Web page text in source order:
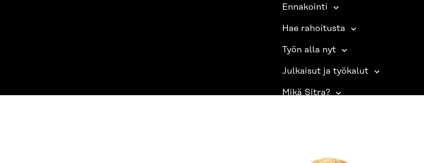
Ennakointi
Hae rahoitusta
Työn alla nyt
Julkaisut ja työkalut
Mikä Sitra?
SITRA SOSIAALISESSA MEDIASSA